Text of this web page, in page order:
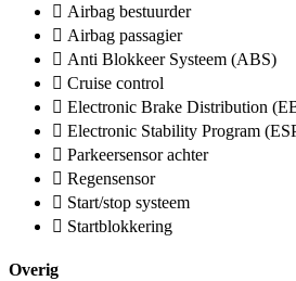
Airbag bestuurder
Airbag passagier
Anti Blokkeer Systeem (ABS)
Cruise control
Electronic Brake Distribution
Electronic Stability Program
Parkeersensor achter
Regensensor
Start/stop systeem
Startblokkering
Overig